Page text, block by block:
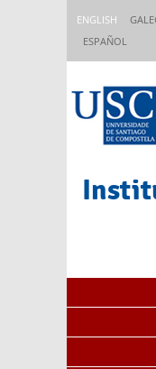
ENGLISH
ESPAÑOL